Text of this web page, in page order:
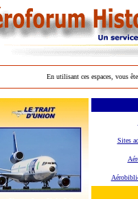
En utilisant ces espaces, vous
Sites